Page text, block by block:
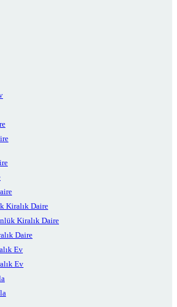
Kiralık Daire
Kiralık Daire
Daire
Ev
Ev